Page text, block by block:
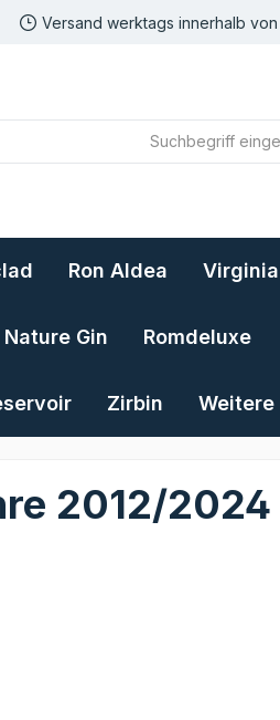
Versand werktags innerhalb
Ron Aldea
Gin Romdeluxe
Zirbin Weitere
2012/